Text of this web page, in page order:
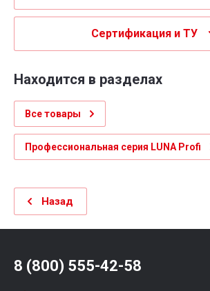
Сертификация и ТУ
Находится в разделах
Все товары
Профессиональная серия LUNA Profi
Назад
8 (800) 555-42-58